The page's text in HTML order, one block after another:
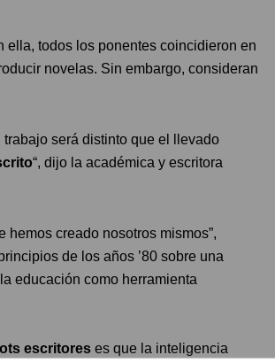
ella, todos los ponentes coincidieron en
novelas. Sin embargo, consideran
será distinto que el llevado
“, dijo la académica y escritora
hemos creado nosotros mismos”,
de los años ’80 sobre una
educación como herramienta
escritores es que la inteligencia